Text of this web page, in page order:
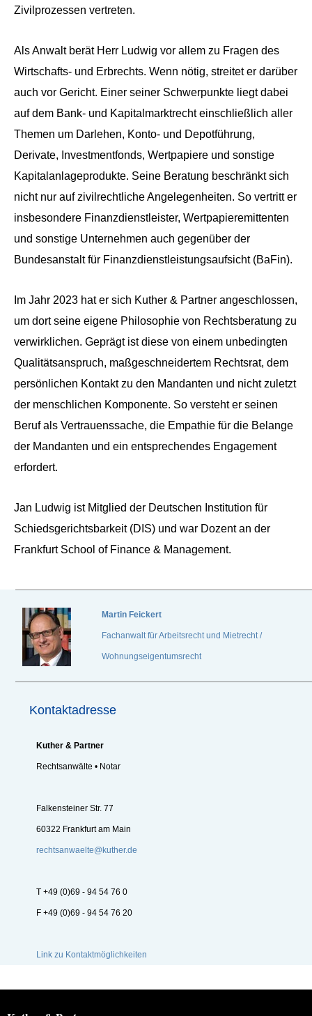
Zivilprozessen vertreten.
Als Anwalt berät Herr Ludwig vor allem zu Fragen des
Wirtschafts- und Erbrechts. Wenn nötig, streitet er darüber
auch vor Gericht. Einer seiner Schwerpunkte liegt dabei
auf dem Bank- und Kapitalmarktrecht einschließlich aller
Themen um Darlehen, Konto- und Depotführung,
Derivate, Investmentfonds, Wertpapiere und sonstige
Kapitalanlageprodukte. Seine Beratung beschränkt sich
nicht nur auf zivilrechtliche Angelegenheiten. So vertritt er
insbesondere Finanzdienstleister, Wertpapieremittenten
und sonstige Unternehmen auch gegenüber der
Bundesanstalt für Finanzdienstleistungsaufsicht (BaFin).
Im Jahr 2023 hat er sich Kuther & Partner angeschlossen,
um dort seine eigene Philosophie von Rechtsberatung zu
verwirklichen. Geprägt ist diese von einem unbedingten
Qualitätsanspruch, maßgeschneidertem Rechtsrat, dem
persönlichen Kontakt zu den Mandanten und nicht zuletzt
der menschlichen Komponente. So versteht er seinen
Beruf als Vertrauenssache, die Empathie für die Belange
der Mandanten und ein entsprechendes Engagement
erfordert.
Jan Ludwig ist Mitglied der Deutschen Institution für
Schiedsgerichtsbarkeit (DIS) und war Dozent an der
Frankfurt School of Finance & Management.
Martin Feickert
Fachanwalt für Arbeitsrecht und Mietrecht /
Wohnungseigentumsrecht
Kontaktadresse
Kuther & Partner
Rechtsanwälte • Notar
Falkensteiner Str. 77
60322 Frankfurt am Main
rechtsanwaelte@kuther.de
T +49 (0)69 - 94 54 76 0
F +49 (0)69 - 94 54 76 20
Link zu Kontaktmöglichkeiten